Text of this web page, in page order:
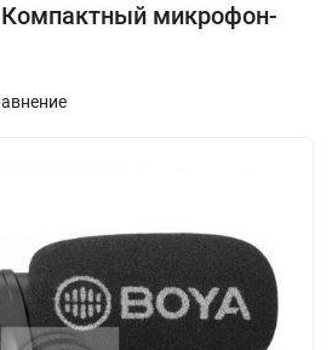
Компактный микрофон-